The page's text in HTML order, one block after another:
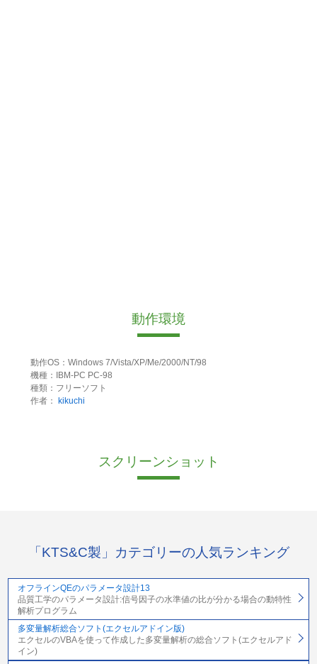
動作環境
動作OS：Windows 7/Vista/XP/Me/2000/NT/98
機種：IBM-PC PC-98
種類：フリーソフト
作者：
kikuchi
スクリーンショット
「KTS&C製」カテゴリーの人気ランキング
オフラインQEのパラメータ設計13
品質工学のパラメータ設計:信号因子の水準値の比が分かる場合の動特性
解析プログラム
多変量解析総合ソフト(エクセルアドイン版)
エクセルのVBAを使って作成した多変量解析の総合ソフト(エクセルアド
イン)